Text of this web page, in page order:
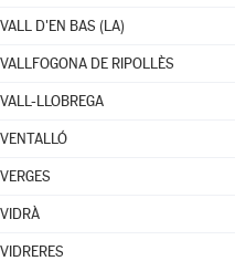
VALL D'EN BAS (LA)
VALLFOGONA DE RIPOLLÈS
VALL-LLOBREGA
VENTALLÓ
VERGES
VIDRÀ
VIDRERES